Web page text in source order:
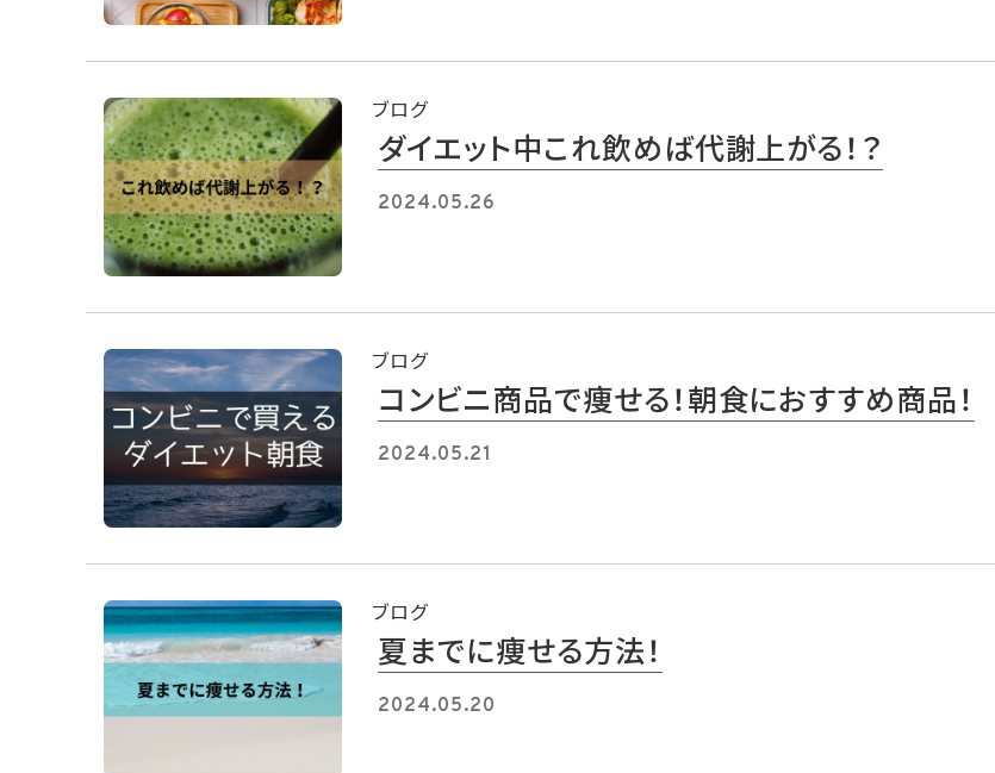
ブログ
ダイエット中これ飲めば代謝上がる！？
2024.05.26
ブログ
コンビニ商品で痩せる！朝食におすすめ商品！
2024.05.21
ブログ
夏までに痩せる方法！
2024.05.20